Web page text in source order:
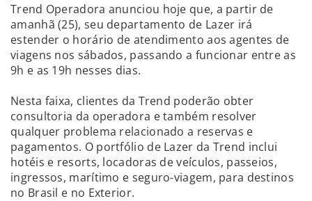
Trend Operadora anunciou hoje que, a partir de
amanhã (25), seu departamento de Lazer irá
estender o horário de atendimento aos agentes de
viagens nos sábados, passando a funcionar entre as
9h e as 19h nesses dias.
Nesta faixa, clientes da Trend poderão obter
consultoria da operadora e também resolver
qualquer problema relacionado a reservas e
pagamentos. O portfólio de Lazer da Trend inclui
hotéis e resorts, locadoras de veículos, passeios,
ingressos, marítimo e seguro-viagem, para destinos
no Brasil e no Exterior.